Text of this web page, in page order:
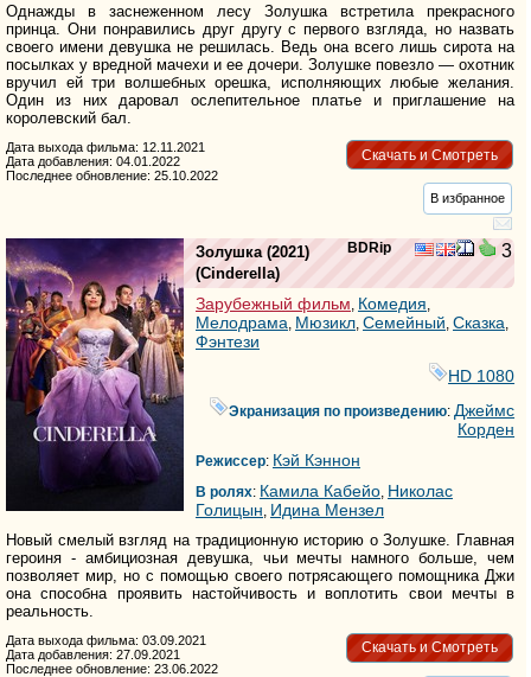
Однажды в заснеженном лесу Золушка встретила прекрасного
принца. Они понравились друг другу с первого взгляда, но назвать
своего имени девушка не решилась. Ведь она всего лишь сирота на
посылках у вредной мачехи и ее дочери. Золушке повезло — охотник
вручил ей три волшебных орешка, исполняющих любые желания.
Один из них даровал ослепительное платье и приглашение на
королевский бал.
Скачать и Смотреть
Дата выхода фильма: 12.11.2021
Дата добавления: 04.01.2022
Последнее обновление: 25.10.2022
В избранное
BDRip 3
Золушка (2021)
(Cinderella)
Зарубежный фильм, Комедия,
Мелодрама, Мюзикл, Семейный, Сказка,
Фэнтези
HD 1080
Экранизация по произведению:Джеймс
Корден
Режиссер: Кэй Кэннон
В ролях: Камила Кабейо, Николас
Голицын, Идина Мензел
Новый смелый взгляд на традиционную историю о Золушке. Главная
героиня - амбициозная девушка, чьи мечты намного больше, чем
позволяет мир, но с помощью своего потрясающего помощника Джи
она способна проявить настойчивость и воплотить свои мечты в
реальность.
Скачать и Смотреть
Дата выхода фильма: 03.09.2021
Дата добавления: 27.09.2021
Последнее обновление: 23.06.2022